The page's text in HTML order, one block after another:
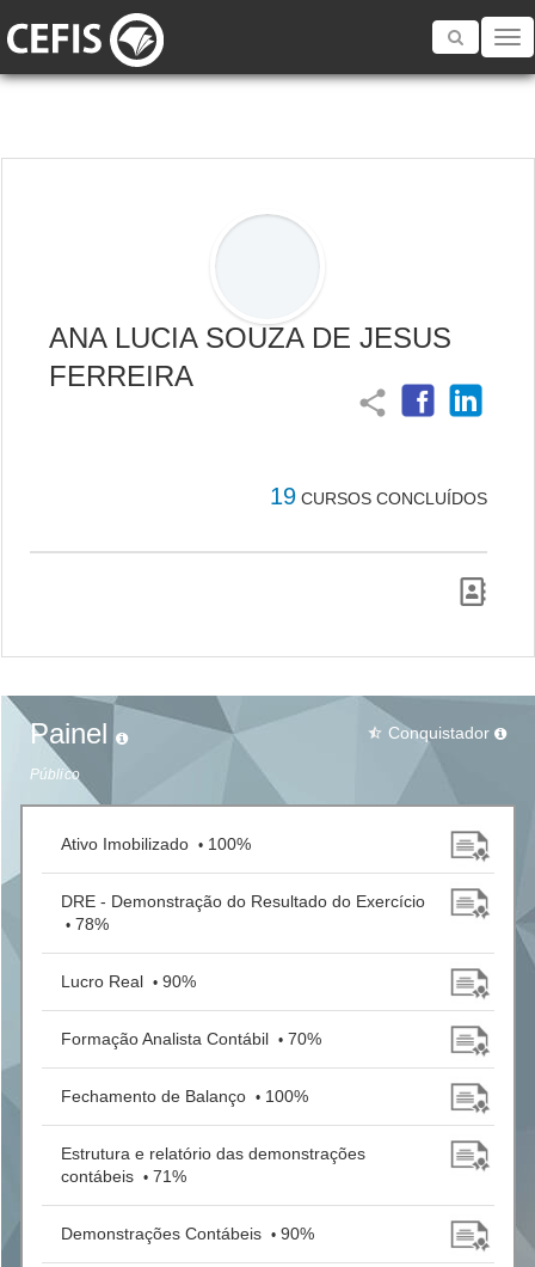
Toggle
ANA LUCIA SOUZA DE JESUS
FERREIRA
share
19 CURSOS CONCLUÍDOS
Painel
Público
star_half Conquistador
Ativo Imobilizado • 100%
DRE - Demonstração do Resultado do Exercício
• 78%
Lucro Real • 90%
Formação Analista Contábil • 70%
Fechamento de Balanço • 100%
Estrutura e relatório das demonstrações
contábeis • 71%
Demonstrações Contábeis • 90%